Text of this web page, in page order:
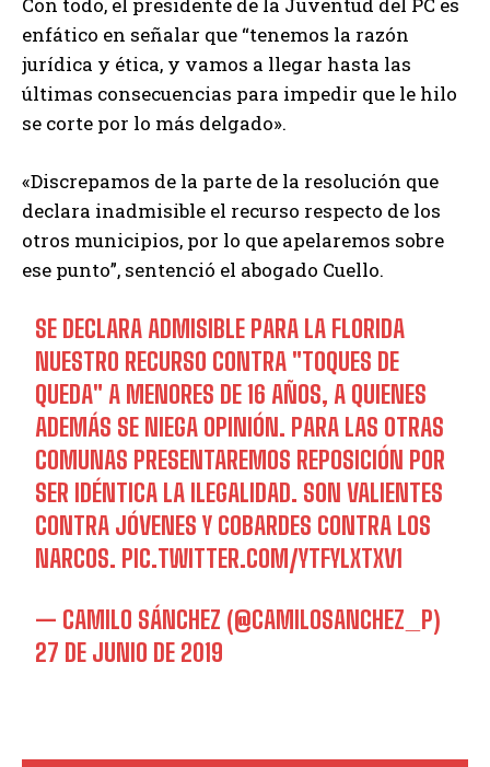
enfático en señalar que “tenemos la razón
jurídica y ética, y vamos a llegar hasta las
últimas consecuencias para impedir que le hilo
se corte por lo más delgado».
«Discrepamos de la parte de la resolución que
declara inadmisible el recurso respecto de los
otros municipios, por lo que apelaremos sobre
ese punto”, sentenció el abogado Cuello.
SE DECLARA ADMISIBLE PARA LA FLORIDA
NUESTRO RECURSO CONTRA "TOQUES DE
QUEDA" A MENORES DE 16 AÑOS, A QUIENES
ADEMÁS SE NIEGA OPINIÓN. PARA LAS OTRAS
COMUNAS PRESENTAREMOS REPOSICIÓN POR
SER IDÉNTICA LA ILEGALIDAD. SON VALIENTES
CONTRA JÓVENES Y COBARDES CONTRA LOS
NARCOS. PIC.TWITTER.COM/YTFYLXTXV1
— CAMILO SÁNCHEZ (@CAMILOSANCHEZ_P)
27 DE JUNIO DE 2019